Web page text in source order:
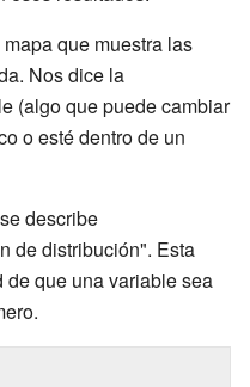
que muestra las
Nos dice la
(algo que puede cambiar
o esté dentro de un
describe
de distribución". Esta
que una variable sea